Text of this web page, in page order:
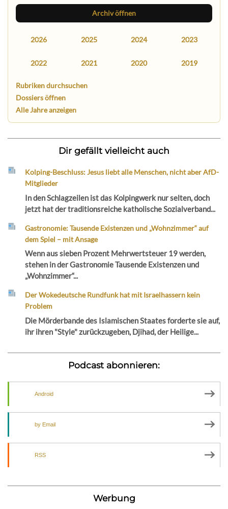
Archiv öffnen
2026 2025 2024 2023
2022 2021 2020 2019
Rubriken durchsuchen
Dossiers öffnen
Alle Jahre anzeigen
Dir gefällt vielleicht auch
Kolping-Beschluss: Jesus liebt alle Menschen, nicht aber AfD-
Mitglieder
In den Schlagzeilen ist das Kolpingwerk nur selten, doch
jetzt hat der traditionsreiche katholische Sozialverband...
Gastronomie: Tausende Existenzen und „Wohnzimmer“ auf
dem Spiel – mit Ansage
Wenn aus sieben Prozent Mehrwertsteuer 19 werden,
stehen in der Gastronomie Tausende Existenzen und
„Wohnzimmer“...
Der Wokedeutsche Rundfunk hat mit Israelhassern kein
Problem
Die Mörderbande des Islamischen Staates forderte sie auf,
ihr ihren "Style" zurückzugeben, Djihad, der Heilige...
Podcast abonnieren:
Android
by Email
RSS
Werbung